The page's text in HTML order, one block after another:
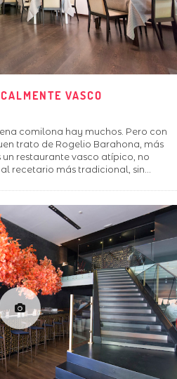
VASCO
comilona hay muchos. Pero con
trato de Rogelio Barahona, más
restaurante vasco atípico, no
recetario más tradicional, sin